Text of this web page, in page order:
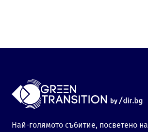
Най-голямото събитие, посветено на